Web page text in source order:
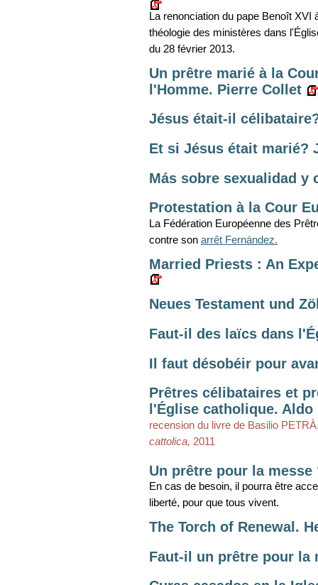
La renonciation du pape Benoît
théologie des ministères dans
du 28 février 2013.
Un prêtre marié à la
l'Homme. Pierre Collet
Jésus était-il
Et si Jésus était marié?
Más sobre sexualidad y
Protestation à la Cour
La Fédération Européenne des
contre son arrêt Fernández.
Married Priests : An
Neues Testament und
Faut-il des laïcs dans
Il faut désobéir pour
Prêtres célibataires et
l'Église catholique. Aldo
recension du livre de Basilio
cattolica, 2011
Un prêtre pour la messe
En cas de besoin, il pourra être
liberté, pour que tous vivent.
The Torch of Renewal.
Faut-il un prêtre pour la